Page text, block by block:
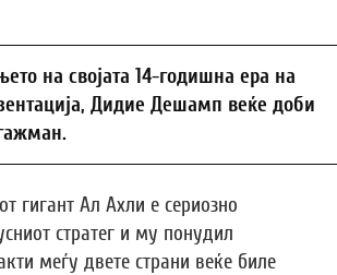
на својата 14-годишна ера на
Дидие Дешамп веќе доби
гигант Ал Ахли е сериозно
стратег и му понудил
меѓу двете страни веќе биле